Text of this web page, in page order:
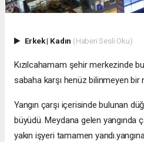
Erkek| Kadın (Haberi Sesli Oku)
Kızılcahamam şehir merkezinde
sabaha karşı henüz bilinmeyen bir
Yangın çarşı içerisinde bulunan
büyüdü. Meydana gelen yangında
yakın işyeri tamamen